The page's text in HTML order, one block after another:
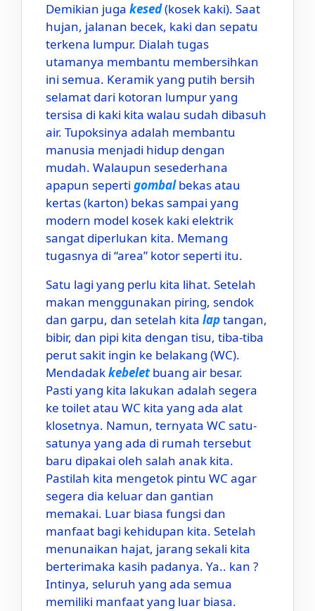
Demikian juga kesed(kosek kaki). Saat
hujan, jalanan becek, kaki dan sepatu
terkena lumpur. Dialah tugas
utamanya membantu membersihkan
ini semua. Keramik yang putih bersih
selamat dari kotoran lumpur yang
tersisa di kaki kita walau sudah dibasuh
air. Tupoksinya adalah membantu
manusia menjadi hidup dengan
mudah. Walaupun sesederhana
apapun seperti gombalbekas atau
kertas (karton) bekas sampai yang
modern model kosek kaki elektrik
sangat diperlukan kita. Memang
tugasnya di “area” kotor seperti itu.
Satu lagi yang perlu kita lihat. Setelah
makan menggunakan piring, sendok
dan garpu, dan setelah kita laptangan,
bibir, dan pipi kita dengan tisu, tiba-tiba
perut sakit ingin ke belakang (WC).
Mendadakkebeletbuang air besar.
Pasti yang kita lakukan adalah segera
ke toilet atau WC kita yang ada alat
klosetnya. Namun, ternyata WC satu-
satunya yang ada di rumah tersebut
baru dipakai oleh salah anak kita.
Pastilah kita mengetok pintu WC agar
segera dia keluar dan gantian
memakai. Luar biasa fungsi dan
manfaat bagi kehidupan kita. Setelah
menunaikan hajat, jarang sekali kita
berterimaka kasih padanya. Ya.. kan ?
Intinya, seluruh yang ada semua
memiliki manfaat yang luar biasa.